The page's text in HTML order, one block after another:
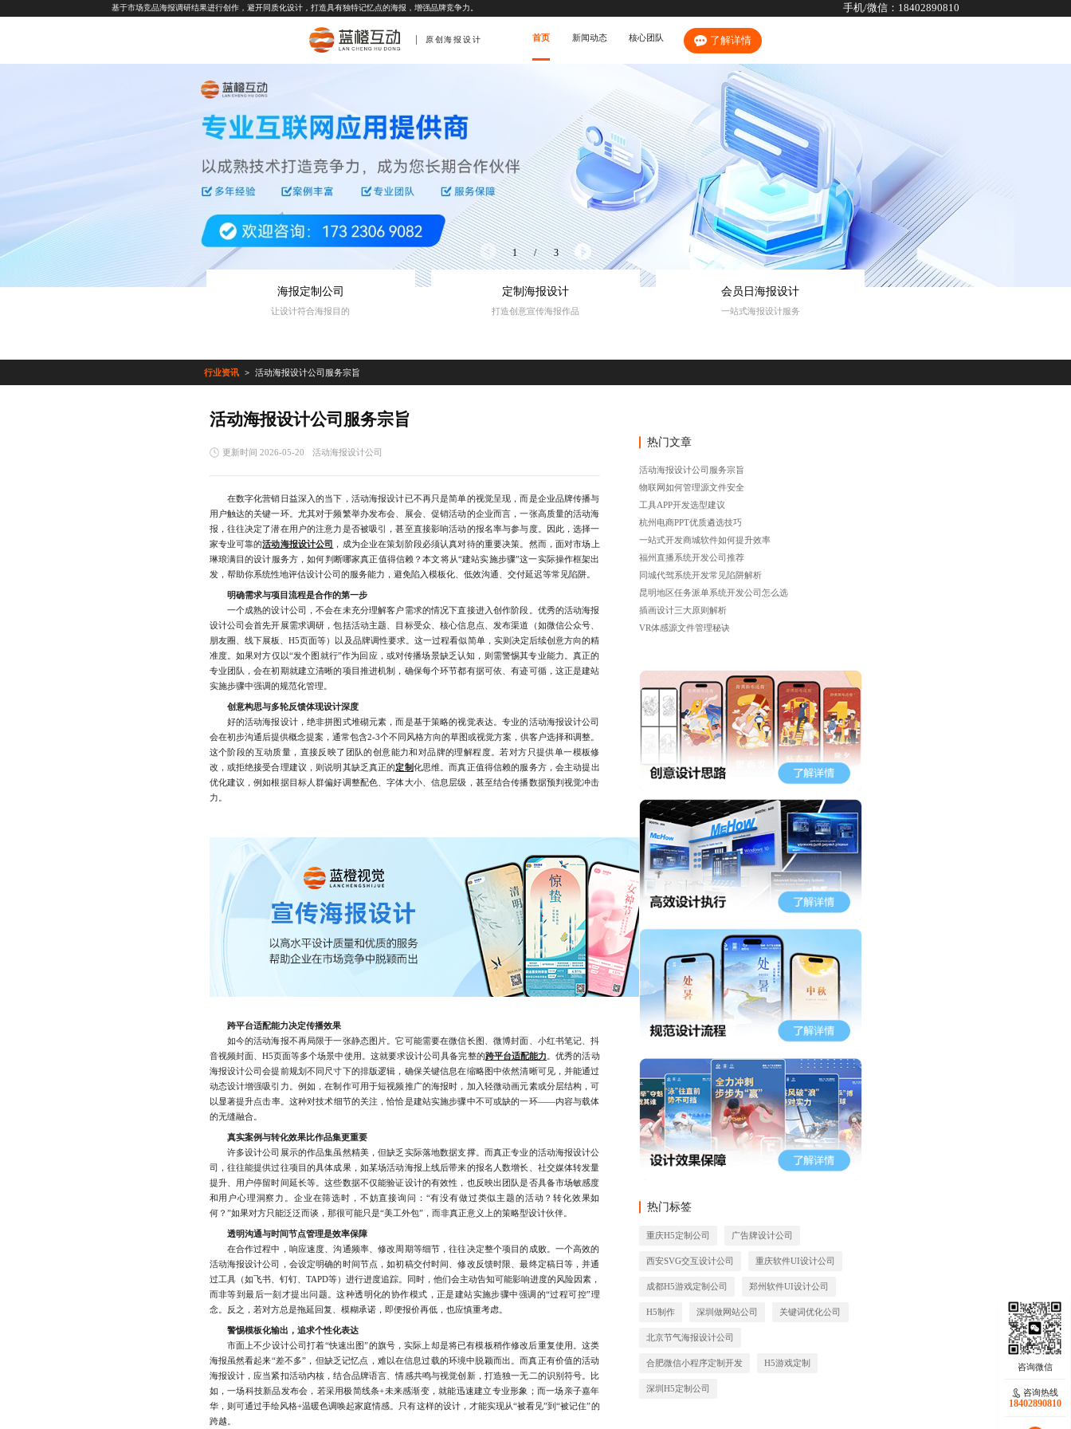
基于市场竞品海报调研结果进行创作，避开同质化设计，打造具有独特记忆点的海报，增强品牌竞争力。 手机/微信： 18402890810
原创海报设计 首页 新闻动态 核心团队 了解详情
1 / 3
海报定制公司
让设计符合海报目的
定制海报设计
打造创意宣传海报作品
会员日海报设计
一站式海报设计服务
行业资讯 活动海报设计公司服务宗旨
活动海报设计公司服务宗旨
更新时间 2026-05-20 活动海报设计公司
在数字化营销日益深入的当下，活动海报设计已不再只是简单的视觉呈现，而是企业品牌传播与
用户触达的关键一环。尤其对于频繁举办发布会、展会、促销活动的企业而言，一张高质量的活动海
报，往往决定了潜在用户的注意力是否被吸引，甚至直接影响活动的报名率与参与度。因此，选择一
家专业可靠的活动海报设计公司 ，成为企业在策划阶段必须认真对待的重要决策。然而，面对市场上
琳琅满目的设计服务方，如何判断哪家真正值得信赖？本文将从“建站实施步骤”这一实际操作框架出
发，帮助你系统性地评估设计公司的服务能力，避免陷入模板化、低效沟通、交付延迟等常见陷阱。
明确需求与项目流程是合作的第一步
一个成熟的设计公司，不会在未充分理解客户需求的情况下直接进入创作阶段。优秀的活动海报
设计公司会首先开展需求调研，包括活动主题、目标受众、核心信息点、发布渠道（如微信公众号、
朋友圈、线下展板、H5页面等）以及品牌调性要求。这一过程看似简单，实则决定后续创意方向的精
准度。如果对方仅以“发个图就行”作为回应，或对传播场景缺乏认知，则需警惕其专业能力。真正的
专业团队，会在初期就建立清晰的项目推进机制，确保每个环节都有据可依、有迹可循，这正是建站
实施步骤中强调的规范化管理。
创意构思与多轮反馈体现设计深度
好的活动海报设计，绝非拼图式堆砌元素，而是基于策略的视觉表达。专业的活动海报设计公司
会在初步沟通后提供概念提案，通常包含2-3个不同风格方向的草图或视觉方案，供客户选择和调整。
这个阶段的互动质量，直接反映了团队的创意能力和对品牌的理解程度。若对方只提供单一模板修
改，或拒绝接受合理建议，则说明其缺乏真正的定制化思维。而真正值得信赖的服务方，会主动提出
优化建议，例如根据目标人群偏好调整配色、字体大小、信息层级，甚至结合传播数据预判视觉冲击
力。
跨平台适配能力决定传播效果
如今的活动海报不再局限于一张静态图片。它可能需要在微信长图、微博封面、小红书笔记、抖
音视频封面、H5页面等多个场景中使用。这就要求设计公司具备完整的跨平台适配能力 。优秀的活动
海报设计公司会提前规划不同尺寸下的排版逻辑，确保关键信息在缩略图中依然清晰可见，并能通过
动态设计增强吸引力。例如，在制作可用于短视频推广的海报时，加入轻微动画元素或分层结构，可
以显著提升点击率。这种对技术细节的关注，恰恰是建站实施步骤中不可或缺的一环——内容与载体
的无缝融合。
真实案例与转化效果比作品集更重要
许多设计公司展示的作品集虽然精美，但缺乏实际落地数据支撑。而真正专业的活动海报设计公
司，往往能提供过往项目的具体成果，如某场活动海报上线后带来的报名人数增长、社交媒体转发量
提升、用户停留时间延长等。这些数据不仅能验证设计的有效性，也反映出团队是否具备市场敏感度
和用户心理洞察力。企业在筛选时，不妨直接询问：“有没有做过类似主题的活动？转化效果如
何？”如果对方只能泛泛而谈，那很可能只是“美工外包”，而非真正意义上的策略型设计伙伴。
透明沟通与时间节点管理是效率保障
在合作过程中，响应速度、沟通频率、修改周期等细节，往往决定整个项目的成败。一个高效的
活动海报设计公司，会设定明确的时间节点，如初稿交付时间、修改反馈时限、最终定稿日等，并通
过工具（如飞书、钉钉、TAPD等）进行进度追踪。同时，他们会主动告知可能影响进度的风险因素，
而非等到最后一刻才提出问题。这种透明化的协作模式，正是建站实施步骤中强调的“过程可控”理
念。反之，若对方总是拖延回复、模糊承诺，即便报价再低，也应慎重考虑。
警惕模板化输出，追求个性化表达
市面上不少设计公司打着“快速出图”的旗号，实际上却是将已有模板稍作修改后重复使用。这类
海报虽然看起来“差不多”，但缺乏记忆点，难以在信息过载的环境中脱颖而出。而真正有价值的活动
海报设计，应当紧扣活动内核，结合品牌语言、情感共鸣与视觉创新，打造独一无二的识别符号。比
如，一场科技新品发布会，若采用极简线条+未来感渐变，就能迅速建立专业形象；而一场亲子嘉年
华，则可通过手绘风格+温暖色调唤起家庭情感。只有这样的设计，才能实现从“被看见”到“被记住”的
跨越。
热门文章
活动海报设计公司服务宗旨
物联网如何管理源文件安全
工具APP开发选型建议
杭州电商PPT优质遴选技巧
一站式开发商城软件如何提升效率
福州直播系统开发公司推荐
同城代驾系统开发常见陷阱解析
昆明地区任务派单系统开发公司怎么选
插画设计三大原则解析
VR体感源文件管理秘诀
热门标签
重庆H5定制公司 广告牌设计公司
西安SVG交互设计公司 重庆软件UI设计公司
成都H5游戏定制公司 郑州软件UI设计公司
H5制作 深圳做网站公司 关键词优化公司
北京节气海报设计公司
合肥微信小程序定制开发 H5游戏定制
深圳H5定制公司 咨询热线
18402890810